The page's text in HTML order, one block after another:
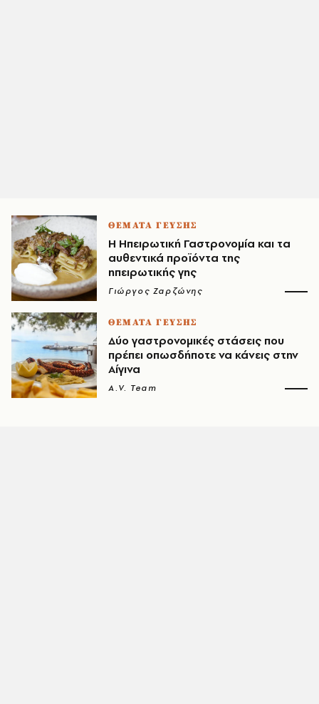
ΘΕΜΑΤΑ ΓΕΥΣΗΣ
Η Ηπειρωτική Γαστρονομία και τα
αυθεντικά προϊόντα της
ηπειρωτικής γης
Γιώργος Ζαρζώνης
ΘΕΜΑΤΑ ΓΕΥΣΗΣ
Δύο γαστρονομικές στάσεις που
πρέπει οπωσδήποτε να κάνεις στην
Αίγινα
A.V. Team